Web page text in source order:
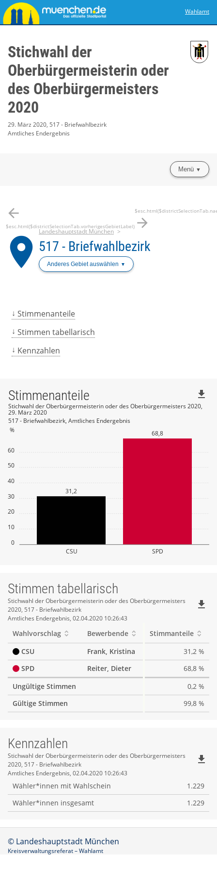
Wahlamt
Stichwahl der
Oberbürgermeisterin oder
des Oberbürgermeisters
2020
29. März 2020, 517 - Briefwahlbezirk
Amtliches Endergebnis
Menü
arrow_back
$esc.html($districtSelectionTab.vorherigesGebietLabel) arrow_forward
place
Landeshauptstadt München
517 - Briefwahlbezirk
Anderes Gebiet auswählen
Stimmenanteile
Stimmen tabellarisch
Kennzahlen
0
10
20
30
40
50
60
%
CSU SPD
31,2
68,8
Stimmenanteile
Stichwahl der Oberbürgermeisterin oder des Oberbürgermeisters 2020,
29. März 2020
517 - Briefwahlbezirk, Amtliches Endergebnis
file_download
Stimmen tabellarisch
Stimmen
tabellarisch
Stichwahl der Oberbürgermeisterin oder des Oberbürgermeisters
2020, 517 - Briefwahlbezirk
Amtliches Endergebnis, 02.04.2020 10:26:43
file_download
Wahlvorschlag Bewerbende
Stimmanteile
CSU
Frank, Kristina
31,2 %
SPD
Reiter, Dieter
68,8 %
Ungültige Stimmen
0,2 %
Gültige Stimmen
99,8 %
Kennzahlen
Kennzahlen
Stichwahl der Oberbürgermeisterin oder des Oberbürgermeisters
2020, 517 - Briefwahlbezirk
Amtliches Endergebnis, 02.04.2020 10:26:43
file_download
Wähler*innen mit Wahlschein
1.229
Wähler*innen insgesamt
1.229
© Landeshauptstadt München
Kreisverwaltungsreferat – Wahlamt